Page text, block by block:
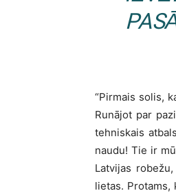
“Pirmais solis,
Runājot par
tehniskais
naudu! Tie ir
Latvijas
lietas.